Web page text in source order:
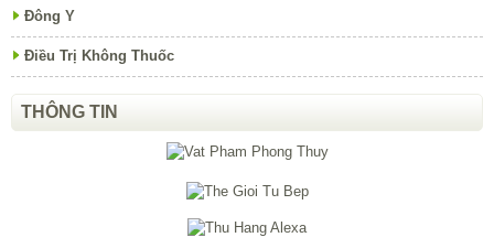
Đông Y
Điều Trị Không Thuốc
THÔNG TIN